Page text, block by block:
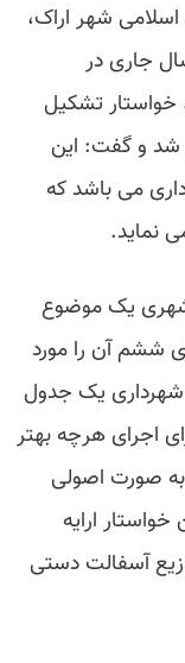
شهر اراک،
ماه سال جاری در
تشکیل
و گفت: این
می باشد که
نماید.
یک موضوع
ششم آن را مورد
یک جدول
اجرای هرچه بهتر
صورت اصولی
ارایه
آسفالت دستی